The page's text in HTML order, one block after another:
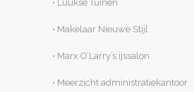
• Luukse Tuinen
• Makelaar Nieuwe Stijl
• Marx O’Larry’s ijssalon
• Meerzicht administratiekantoor